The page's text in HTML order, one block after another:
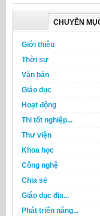
CHUYÊN
Giới thiệu
Thời sự
Văn bản
Giáo dục
Hoạt động
Thi tốt nghiệp...
Thư viện
Khoa học
Công nghệ
Chia sẻ
Giáo dục địa...
Phát triển năng...